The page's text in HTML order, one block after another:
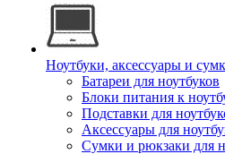
Ноутбуки, аксессуары и
Батареи для ноутбуков
Блоки питания к
Подставки для
Аксессуары для
Сумки и рюкзаки для